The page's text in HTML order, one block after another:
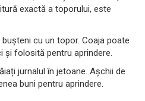
exactă a toporului, este
cu un topor. Coaja poate
și folosită pentru aprindere.
jurnalul în jetoane. Așchii de
buni pentru aprindere.